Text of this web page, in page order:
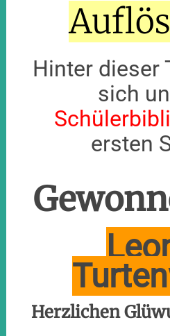
Hinter dieser
sich
ersten
Herzlichen